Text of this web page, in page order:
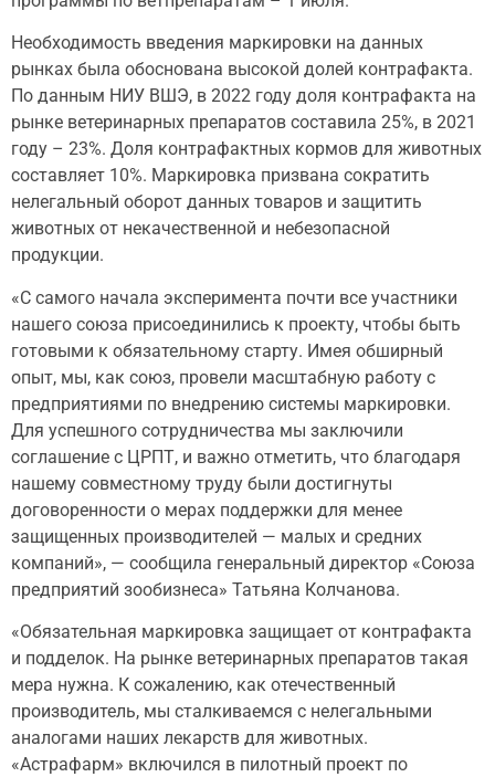
Необходимость введения маркировки на данных
рынках была обоснована высокой долей контрафакта.
По данным НИУ ВШЭ, в 2022 году доля контрафакта на
рынке ветеринарных препаратов составила 25%, в 2021
году – 23%. Доля контрафактных кормов для животных
составляет 10%. Маркировка призвана сократить
нелегальный оборот данных товаров и защитить
животных от некачественной и небезопасной
продукции.
«С самого начала эксперимента почти все участники
нашего союза присоединились к проекту, чтобы быть
готовыми к обязательному старту. Имея обширный
опыт, мы, как союз, провели масштабную работу с
предприятиями по внедрению системы маркировки.
Для успешного сотрудничества мы заключили
соглашение с ЦРПТ, и важно отметить, что благодаря
нашему совместному труду были достигнуты
договоренности о мерах поддержки для менее
защищенных производителей — малых и средних
компаний», — сообщила генеральный директор «Союза
предприятий зообизнеса» Татьяна Колчанова.
«Обязательная маркировка защищает от контрафакта
и подделок. На рынке ветеринарных препаратов такая
мера нужна. К сожалению, как отечественный
производитель, мы сталкиваемся с нелегальными
аналогами наших лекарств для животных.
«Астрафарм» включился в пилотный проект по